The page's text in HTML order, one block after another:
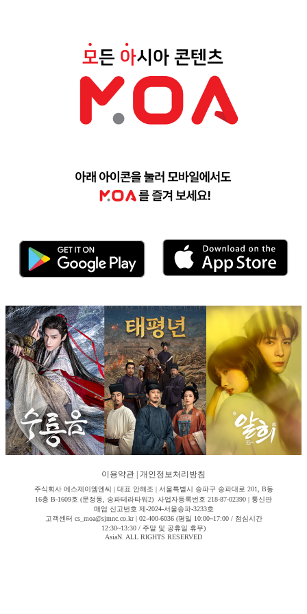
이용약관 개인정보처리방침
주식회사 에스제이엠엔씨 | 대표 안해조 | 서울특별시 송파구 송파대로 201, B동
16층 B-1609호 (문정동, 송파테라타워2) 사업자등록번호 218-87-02390 | 통신판
매업 신고번호 제-2024-서울송파-3233호
고객센터 cs_moa@sjmnc.co.kr | 02-400-6036 (평일 10:00~17:00 / 점심시간
12:30~13:30 / 주말 및 공휴일 휴무)
AsiaN. ALL RIGHTS RESERVED